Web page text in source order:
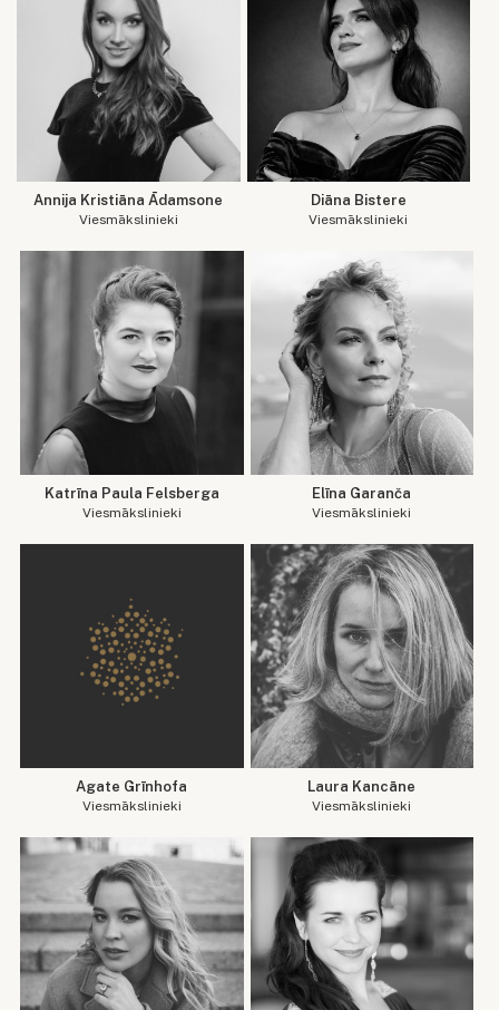
Annija Kristiāna Ādamsone
Viesmākslinieki
Diāna Bistere
Viesmākslinieki
Katrīna Paula Felsberga
Viesmākslinieki
Elīna Garanča
Viesmākslinieki
Agate Grīnhofa
Viesmākslinieki
Laura Kancāne
Viesmākslinieki